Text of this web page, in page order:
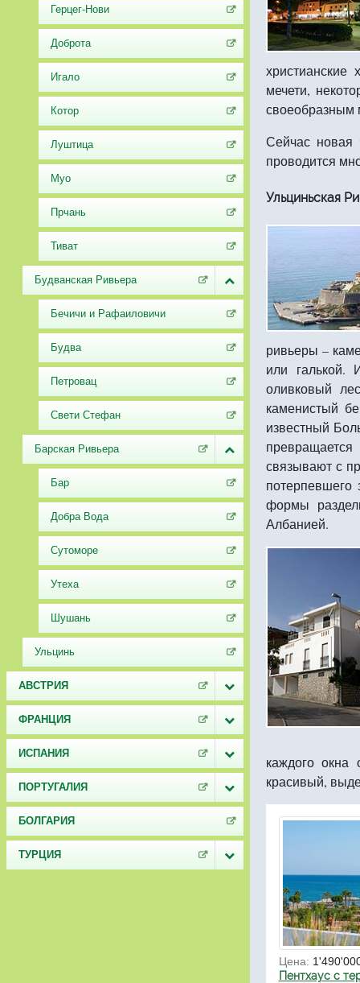
Герцег-Нови
Доброта
Игало
Котор
Луштица
Муо
Прчань
Тиват
Будванская Ривьера
Бечичи и Рафаиловичи
Будва
Петровац
Свети Стефан
Барская Ривьера
Бар
Добра Вода
Сутоморе
Утеха
Шушань
Ульцинь
АВСТРИЯ
ФРАНЦИЯ
ИСПАНИЯ
ПОРТУГАЛИЯ
БОЛГАРИЯ
ТУРЦИЯ
мечети,
своеобразным
Сейчас новая
проводится
Ульциньская
ривьеры –
или галькой.
оливковый
каменистый
известный
связывают с
потерпевшего
формы
Албанией.
каждого
красивый,
Цена:
Пентхаус с